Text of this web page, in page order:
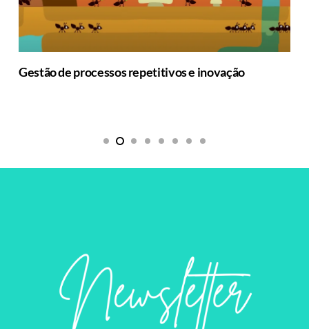
Gestão de processos repetitivos e inovação